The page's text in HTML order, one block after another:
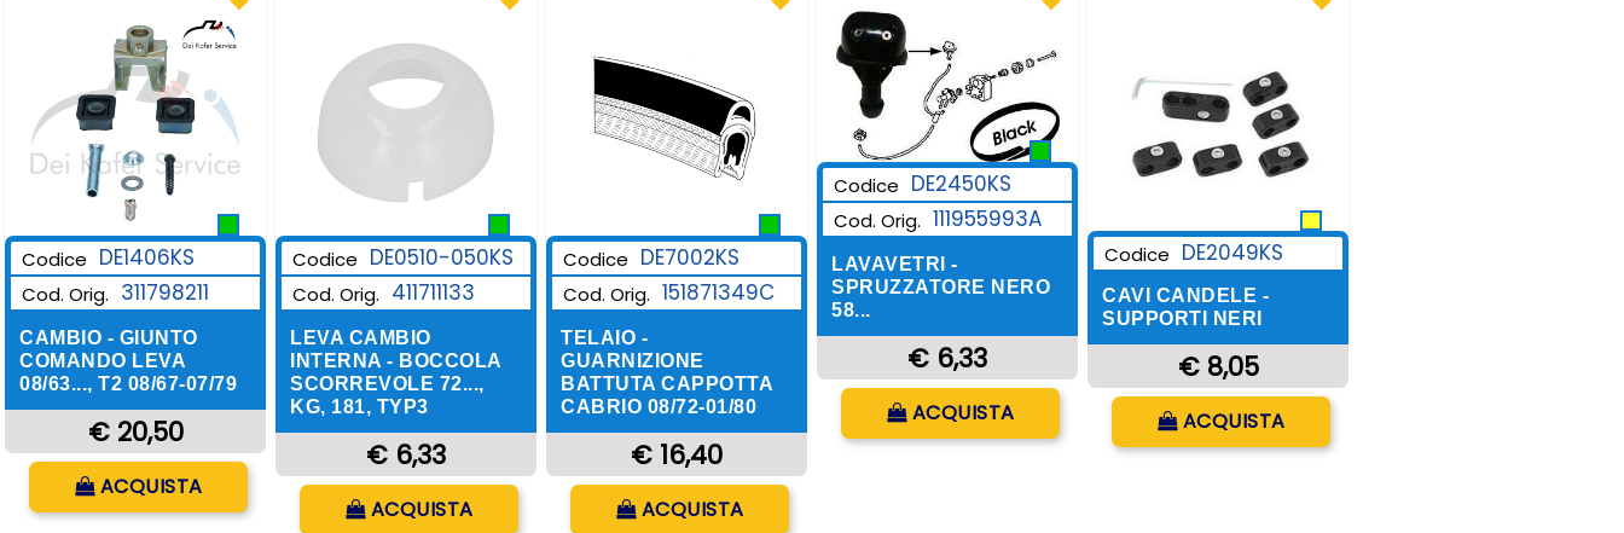
Codice DE1406KS
Cod. Orig. 311798211
CAMBIO - GIUNTO
COMANDO LEVA
08/63..., T2 08/67-07/79
€ 20,50
Quantità
ACQUISTA
Codice DE0510-050KS
Cod. Orig. 411711133
LEVA CAMBIO
INTERNA - BOCCOLA
SCORREVOLE 72...,
KG, 181, TYP3
€ 6,33
Quantità
ACQUISTA
Codice DE7002KS
Cod. Orig. 151871349C
TELAIO -
GUARNIZIONE
BATTUTA CAPPOTTA
CABRIO 08/72-01/80
€ 16,40
Quantità
ACQUISTA
Codice DE2450KS
Cod. Orig. 111955993A
LAVAVETRI -
SPRUZZATORE NERO
58...
€ 6,33
Quantità
ACQUISTA
Codice DE2049KS
CAVI CANDELE -
SUPPORTI NERI
€ 8,05
Quantità
ACQUISTA